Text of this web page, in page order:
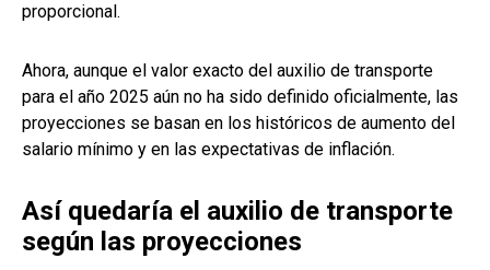
proporcional.
Ahora, aunque el valor exacto del auxilio de transporte
para el año 2025 aún no ha sido definido oficialmente, las
proyecciones se basan en los históricos de aumento del
salario mínimo y en las expectativas de inflación.
Así quedaría el auxilio de transporte
según las proyecciones